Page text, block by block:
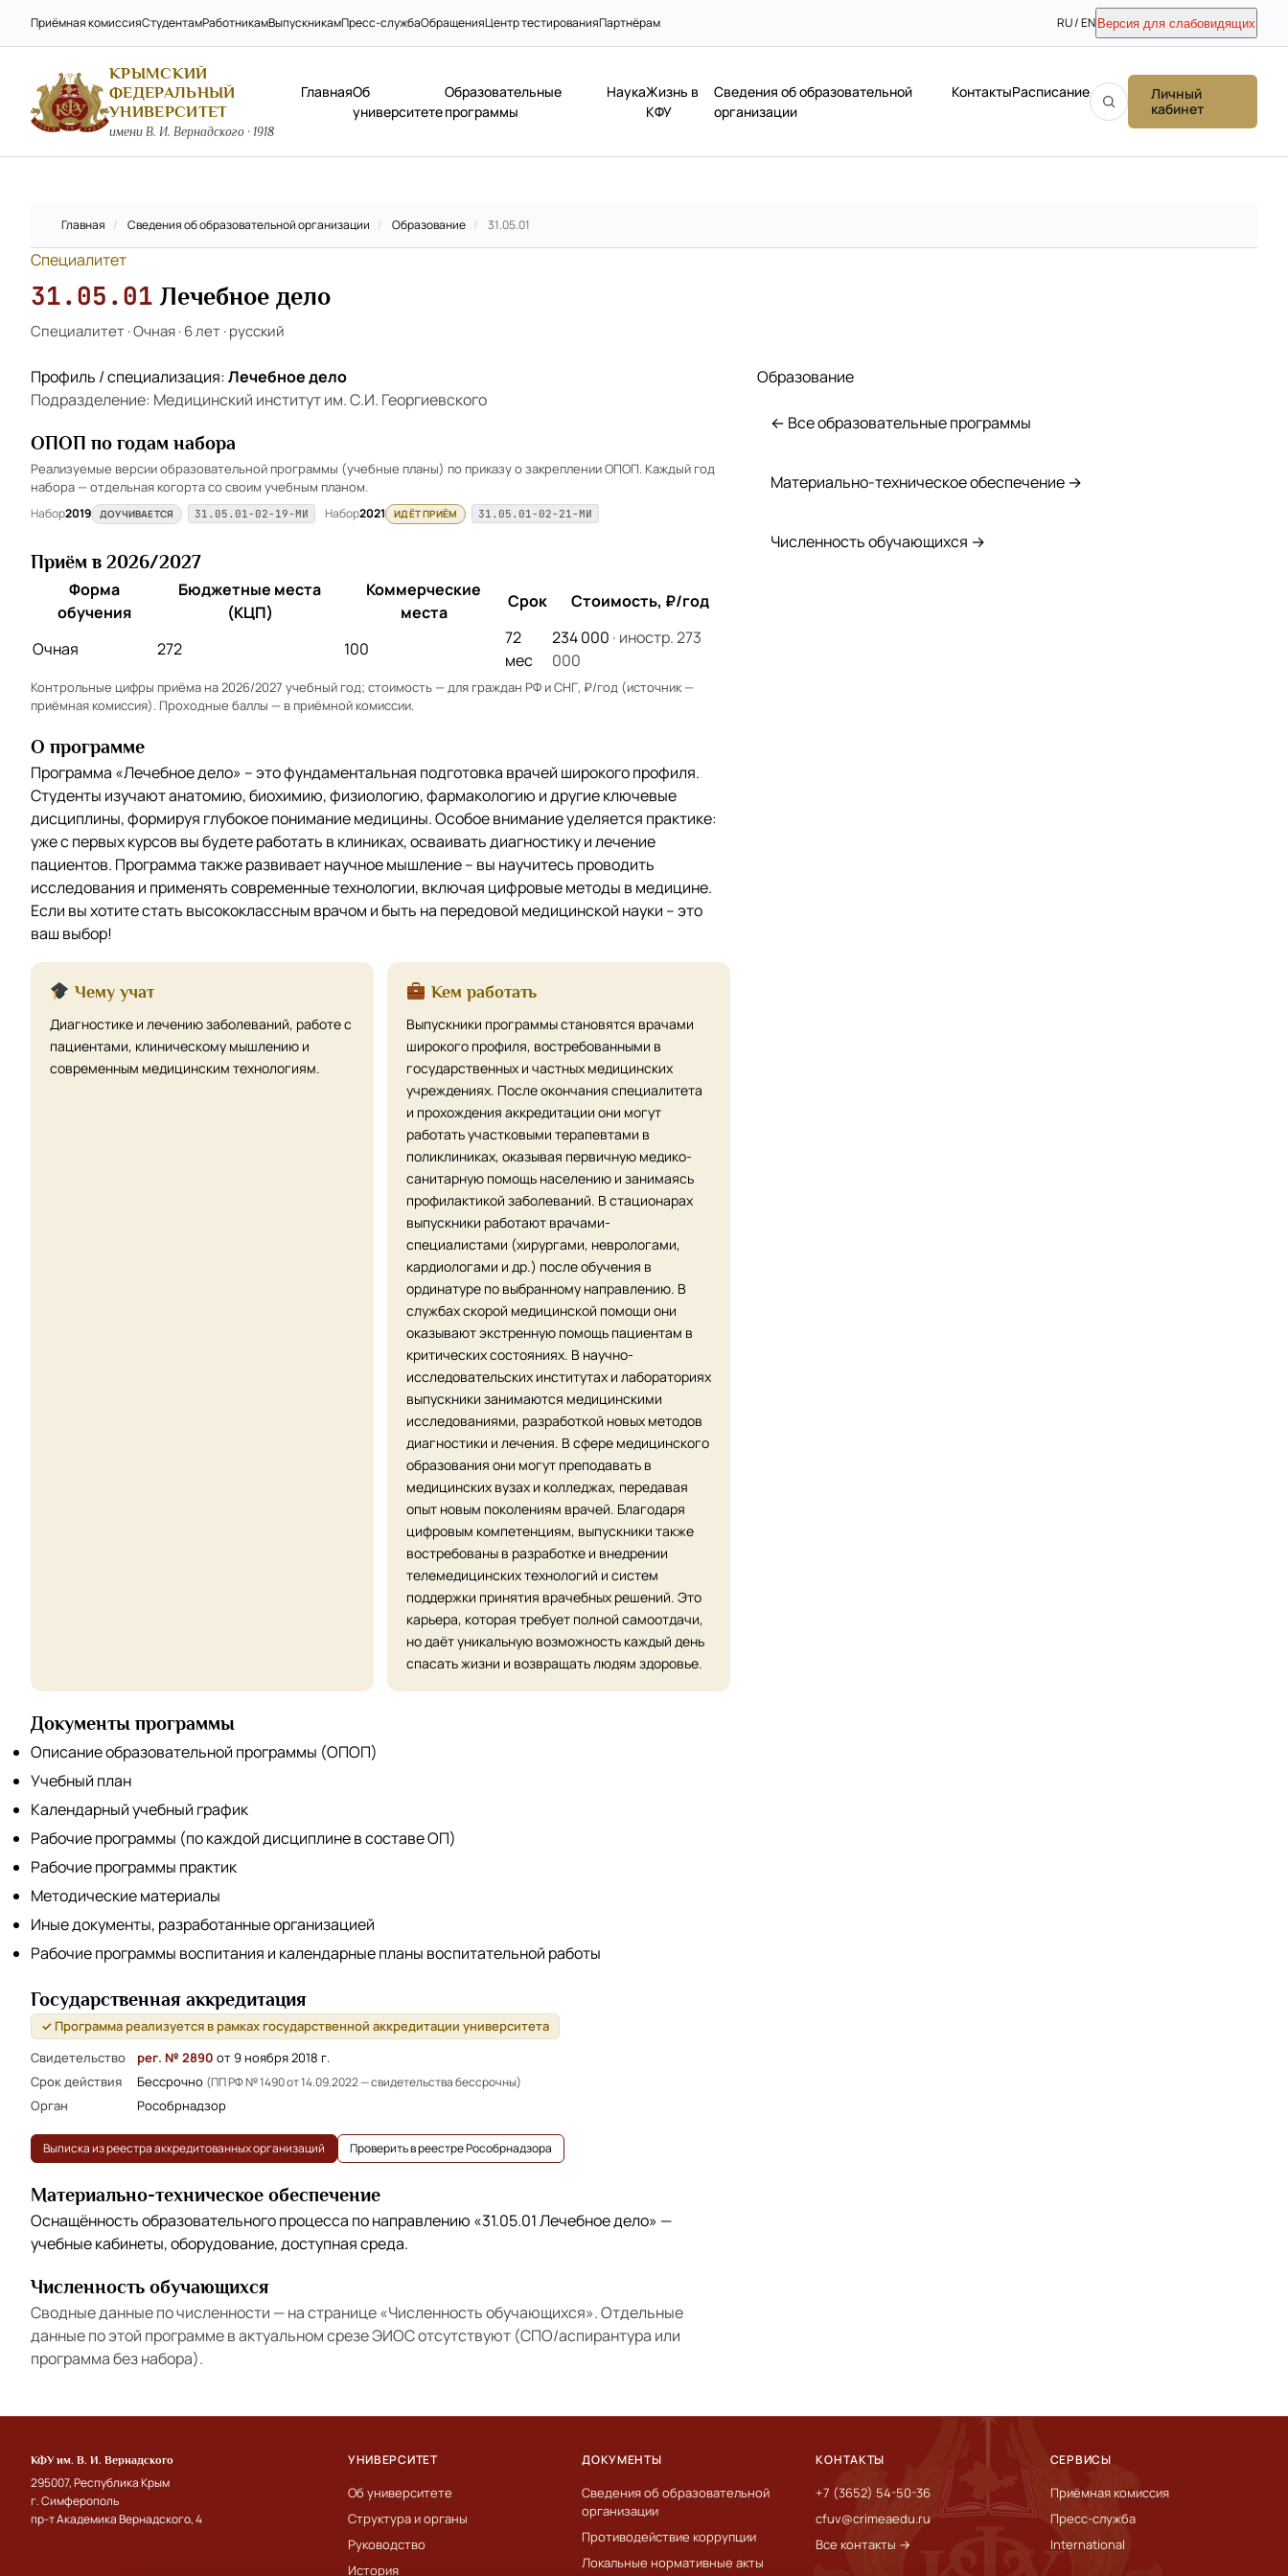
Приёмная комиссияСтудентамРаботникамВыпускникамПресс-службаОбращенияЦентр тестированияПартнёрам RU / EN Версия для слабовидящих
КРЫМСКИЙ
ФЕДЕРАЛЬНЫЙ
УНИВЕРСИТЕТ
имени В. И. Вернадского · 1918
ГлавнаяОб
университете
Образовательные
программы
НаукаЖизнь в
КФУ
Сведения об образовательной
организации
КонтактыРасписание
Личный
кабинет
Главная / Сведения об образовательной организации / Образование / 31.05.01
Специалитет
31.05.01 Лечебное дело
Специалитет·Очная·6 лет·русский
Профиль / специализация:Лечебное дело
Подразделение: Медицинский институт им. С.И. Георгиевского
ОПОП по годам набора
Реализуемые версии образовательной программы (учебные планы) по приказу о закреплении ОПОП. Каждый год
набора — отдельная когорта со своим учебным планом.
Набор2019 ДОУЧИВАЕТСЯ 31.05.01-02-19-МИ Набор2021 ИДЁТ ПРИЁМ 31.05.01-02-21-МИ
Приём в 2026/2027
Форма
обучения
Бюджетные места
(КЦП)
Коммерческие
места
Срок Стоимость, ₽/год
Очная 272 100
72
мес
234 000 · иностр. 273
000
Контрольные цифры приёма на 2026/2027 учебный год; стоимость — для граждан РФ и СНГ, ₽/год (источник —
приёмная комиссия). Проходные баллы — в приёмной комиссии.
О программе
Программа «Лечебное дело» – это фундаментальная подготовка врачей широкого профиля.
Студенты изучают анатомию, биохимию, физиологию, фармакологию и другие ключевые
дисциплины, формируя глубокое понимание медицины. Особое внимание уделяется практике:
уже с первых курсов вы будете работать в клиниках, осваивать диагностику и лечение
пациентов. Программа также развивает научное мышление – вы научитесь проводить
исследования и применять современные технологии, включая цифровые методы в медицине.
Если вы хотите стать высококлассным врачом и быть на передовой медицинской науки – это
ваш выбор!
Чему учат
Диагностике и лечению заболеваний, работе с
пациентами, клиническому мышлению и
современным медицинским технологиям.
Кем работать
Выпускники программы становятся врачами
широкого профиля, востребованными в
государственных и частных медицинских
учреждениях. После окончания специалитета
и прохождения аккредитации они могут
работать участковыми терапевтами в
поликлиниках, оказывая первичную медико-
санитарную помощь населению и занимаясь
профилактикой заболеваний. В стационарах
выпускники работают врачами-
специалистами (хирургами, неврологами,
кардиологами и др.) после обучения в
ординатуре по выбранному направлению. В
службах скорой медицинской помощи они
оказывают экстренную помощь пациентам в
критических состояниях. В научно-
исследовательских институтах и лабораториях
выпускники занимаются медицинскими
исследованиями, разработкой новых методов
диагностики и лечения. В сфере медицинского
образования они могут преподавать в
медицинских вузах и колледжах, передавая
опыт новым поколениям врачей. Благодаря
цифровым компетенциям, выпускники также
востребованы в разработке и внедрении
телемедицинских технологий и систем
поддержки принятия врачебных решений. Это
карьера, которая требует полной самоотдачи,
но даёт уникальную возможность каждый день
спасать жизни и возвращать людям здоровье.
Документы программы
Описание образовательной программы (ОПОП)
Учебный план
Календарный учебный график
Рабочие программы (по каждой дисциплине в составе ОП)
Рабочие программы практик
Методические материалы
Иные документы, разработанные организацией
Рабочие программы воспитания и календарные планы воспитательной работы
Государственная аккредитация
✓ Программа реализуется в рамках государственной аккредитации университета
Свидетельство
рег. № 2890 от 9 ноября 2018 г.
Срок действия
Бессрочно (ПП РФ № 1490 от 14.09.2022 — свидетельства бессрочны)
Орган Рособрнадзор
Выписка из реестра аккредитованных организаций Проверить в реестре Рособрнадзора
Материально-техническое обеспечение
Оснащённость образовательного процесса по направлению «31.05.01 Лечебное дело» —
учебные кабинеты, оборудование, доступная среда.
Численность обучающихся
Сводные данные по численности — на странице«Численность обучающихся». Отдельные
данные по этой программе в актуальном срезе ЭИОС отсутствуют (СПО/аспирантура или
программа без набора).
Образование
← Все образовательные программы
Материально-техническое обеспечение →
Численность обучающихся →
КФУ им. В. И. Вернадского
295007, Республика Крым
г. Симферополь
пр-т Академика Вернадского, 4
УНИВЕРСИТЕТ
Об университете
Структура и органы
Руководство
История
ДОКУМЕНТЫ
Сведения об образовательной
организации
Противодействие коррупции
Локальные нормативные акты
КОНТАКТЫ
+7 (3652) 54-50-36
cfuv@crimeaedu.ru
Все контакты →
СЕРВИСЫ
Приёмная комиссия
Пресс-служба
International